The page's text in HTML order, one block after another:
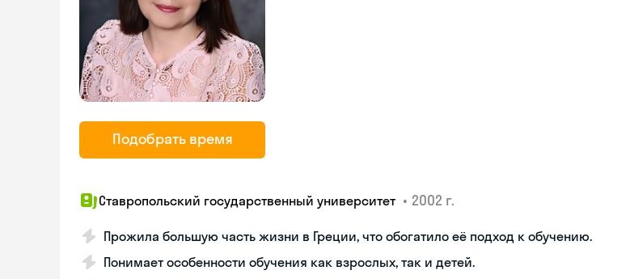
Подобрать время
Ставропольский государственный университет • 2002 г.
Прожила большую часть жизни в Греции, что обогатило её подход к обучению.
Понимает особенности обучения как взрослых, так и детей.